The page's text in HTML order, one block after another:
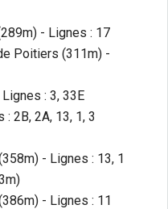
- Lignes : 17
Poitiers (311m) -
: 3, 33E
2B, 2A, 13, 1, 3
- Lignes : 13, 1
- Lignes : 11